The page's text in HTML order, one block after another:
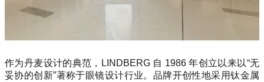
作为丹麦设计的典范，LINDBERG 自 1986 年创立以来以“无
妥协的创新”著称于眼镜设计行业。品牌开创性地采用钛金属